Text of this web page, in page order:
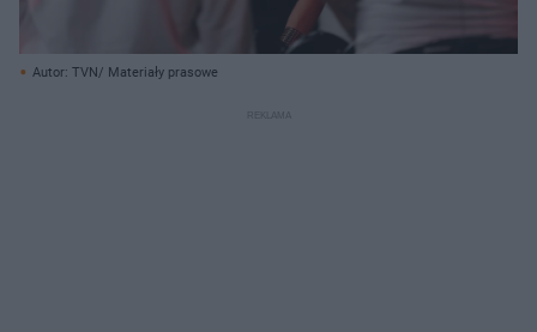
Autor: TVN/ Materiały prasowe